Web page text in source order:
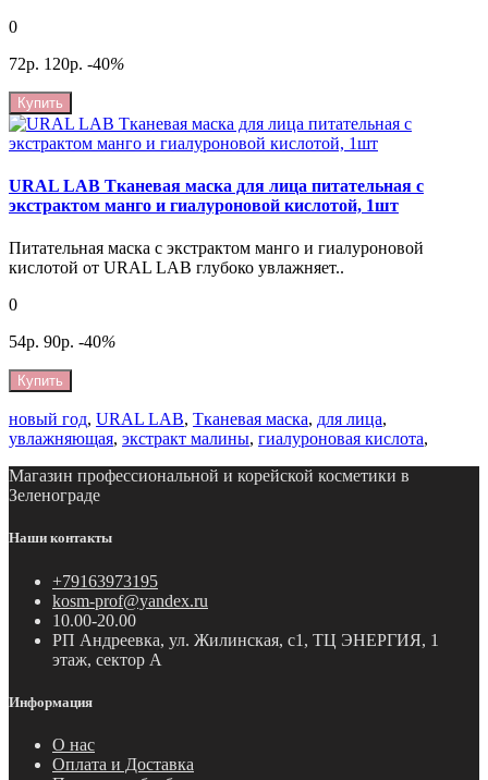
0
72р. 120р. -40%
Купить
URAL LAB Тканевая маска для лица питательная с
экстрактом манго и гиалуроновой кислотой, 1шт
Питательная маска с экстрактом манго и гиалуроновой
кислотой от URAL LAB глубоко увлажняет..
0
54р. 90р. -40%
Купить
новый год, URAL LAB, Тканевая маска, для лица,
увлажняющая, экстракт малины, гиалуроновая кислота,
Магазин профессиональной и корейской косметики в
Зеленограде
Наши контакты
+79163973195
kosm-prof@yandex.ru
10.00-20.00
РП Андреевка, ул. Жилинская, с1, ТЦ ЭНЕРГИЯ, 1
этаж, сектор А
Информация
О нас
Оплата и Доставка